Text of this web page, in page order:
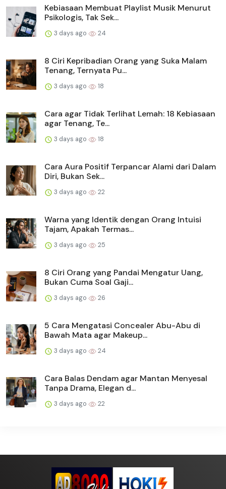
Kebiasaan Membuat Playlist Musik Menurut
Psikologis, Tak Sek...
3 days ago 24
8 Ciri Kepribadian Orang yang Suka Malam
Tenang, Ternyata Pu...
3 days ago 18
Cara agar Tidak Terlihat Lemah: 18 Kebiasaan
agar Tenang, Te...
3 days ago 18
Cara Aura Positif Terpancar Alami dari Dalam
Diri, Bukan Sek...
3 days ago 22
Warna yang Identik dengan Orang Intuisi
Tajam, Apakah Termas...
3 days ago 25
8 Ciri Orang yang Pandai Mengatur Uang,
Bukan Cuma Soal Gaji...
3 days ago 26
5 Cara Mengatasi Concealer Abu-Abu di
Bawah Mata agar Makeup...
3 days ago 24
Cara Balas Dendam agar Mantan Menyesal
Tanpa Drama, Elegan d...
3 days ago 22